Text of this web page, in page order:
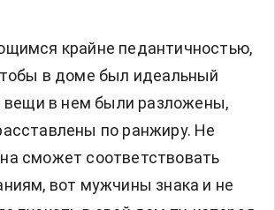
крайне педантичностью,
в доме был идеальный
вещи в нем были разложены,
по ранжиру. Не
сможет соответствовать
вот мужчины знака и не